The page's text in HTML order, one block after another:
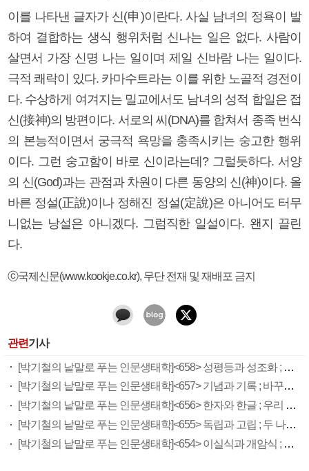
이를 나타낸 글자가 신(申)이란다. 사실 남녀의 정욕이 발
하여 결합하는 생식 행위처럼 신나는 일은 없다. 사람이
살면서 가장 신명 나는 일이며 제일 신바람 나는 일이다.
극적 쾌락이 있다. 카마수트라는 이를 위한 노골적 경전이
다. 수상하게 여겨지는 밀교에서도 남녀의 성적 합일은 접
신(接神)의 방편이다. 서로의 씨(DNA)를 합쳐서 종족 번식
의 본능적이면서 궁극적 욕망을 충족시키는 숭고한 행위
이다. 그런 숭고함이 바로 신이라는데? 그럴듯하다. 서양
의 신(God)과는 관점과 차원이 다른 동양의 신(神)이다. 올
바른 정설(正說)이나 정해진 정설(定說)은 아니어도 터무
니없는 낭설은 아니겠다. 그럼직한 일설이다. 왠지 끌린
다.
ⓒ국제신문(www.kookje.co.kr), 무단 전재 및 재배포 금지
관련기사
[박기철의 낱말로 푸는 인문생태학]<658> 성평등과 성조화 ; 음양과학 차원에서
[박기철의 낱말로 푸는 인문생태학]<657> 기념과 기록 ; 바꾸지 않는 이유
[박기철의 낱말로 푸는 인문생태학]<656> 한자와 한글 ; 우리 국어
[박기철의 낱말로 푸는 인문생태학]<655> 독립과 고립 ; 두 나라 삶 비교
[박기철의 낱말로 푸는 인문생태학]<654> 이실식과 개암식 ; 자율인의 삶